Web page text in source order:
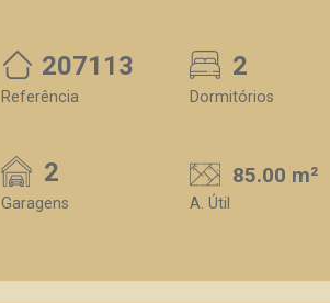
207113
Referência
2
Dormitórios
2
Garagens
85.00 m²
A. Útil